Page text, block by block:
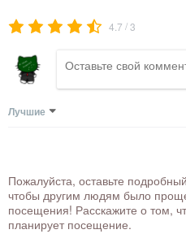
4.7 /3
Лучшие
Пожалуйста, оставьте
чтобы другим людям было
посещения! Расскажите о том,
планирует посещение.